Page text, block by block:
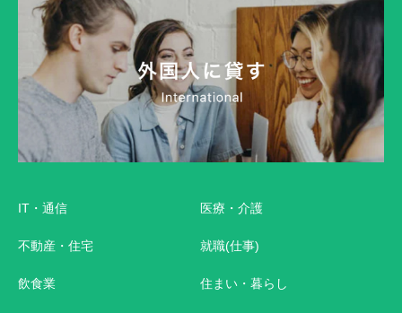
IT・通信
不動産・住宅
飲食業
医療・介護
就職(仕事)
住まい・暮らし